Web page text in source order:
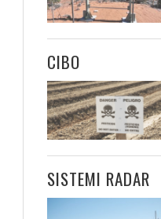
CIBO
SISTEMI RADAR